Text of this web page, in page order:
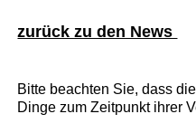
zurück zu den News
Bitte beachten Sie, dass
Dinge zum Zeitpunkt ihrer